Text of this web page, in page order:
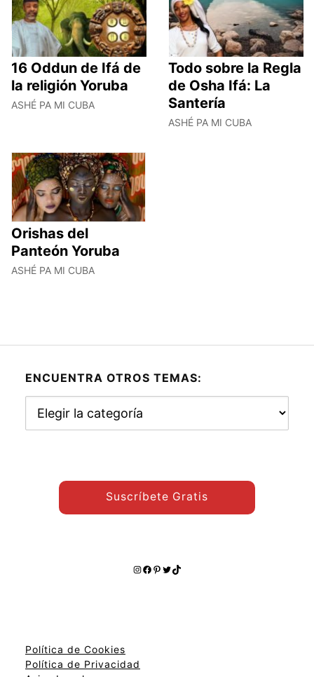
16 Oddun de Ifá de
la religión Yoruba
ASHÉ PA MI CUBA
Todo sobre la Regla
de Osha Ifá: La
Santería
ASHÉ PA MI CUBA
Orishas del
Panteón Yoruba
ASHÉ PA MI CUBA
ENCUENTRA OTROS TEMAS:
otros
Suscríbete Gratis
Instagram
Facebook
Pinterest
Twitter
TikTok
Política de Cookies
Política de Privacidad